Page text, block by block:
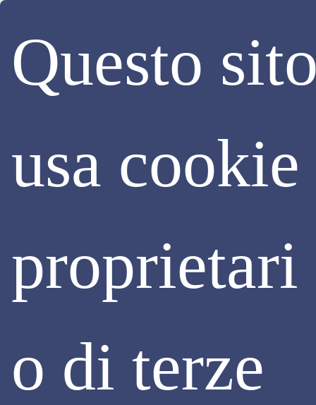
Luglio 2024 | #13
Questo
usa cookie
proprietari
o di terze